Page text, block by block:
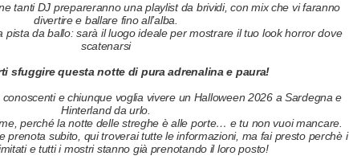
tanti DJ prepareranno una playlist da brividi, con mix che vi faranno
divertire e ballare fino all’alba.
pista da ballo: sarà il luogo ideale per mostrare il tuo look horror dove
scatenarsi
sfuggire questa notte di pura adrenalina e paura!
e chiunque voglia vivere un Halloween 2026 a Sardegna e
Hinterland da urlo.
perché la notte delle streghe è alle porte… e tu non vuoi mancare.
prenota subito, qui troverai tutte le informazioni, ma fai presto perchè i
e tutti i mostri stanno già prenotando il loro posto!
Calendario Eventi